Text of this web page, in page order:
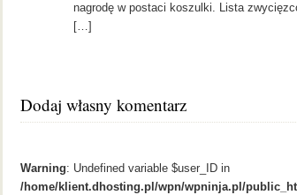
nagrodę w postaci koszulki. Lista
[…]
Dodaj własny komentarz
Warning: Undefined variable $user_ID in
/home/klient.dhosting.pl/wpn/wpninja.pl/